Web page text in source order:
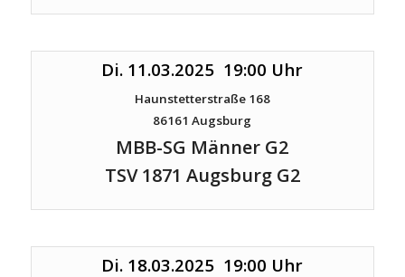
Di. 11.03.2025 19:00 Uhr
Haunstetterstraße 168
86161 Augsburg
MBB-SG Männer G2
TSV 1871 Augsburg G2
Di. 18.03.2025 19:00 Uhr